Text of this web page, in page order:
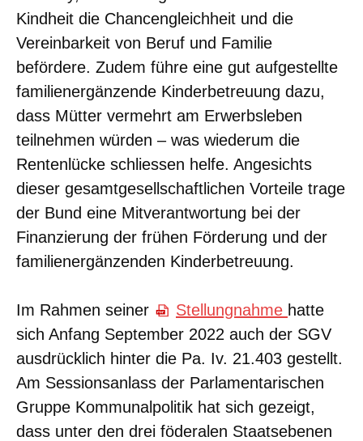
Kindheit die Chancengleichheit und die
Vereinbarkeit von Beruf und Familie
befördere. Zudem führe eine gut aufgestellte
familienergänzende Kinderbetreuung dazu,
dass Mütter vermehrt am Erwerbsleben
teilnehmen würden – was wiederum die
Rentenlücke schliessen helfe. Angesichts
dieser gesamtgesellschaftlichen Vorteile trage
der Bund eine Mitverantwortung bei der
Finanzierung der frühen Förderung und der
familienergänzenden Kinderbetreuung.
Im Rahmen seiner Stellungnahme hatte
sich Anfang September 2022 auch der SGV
ausdrücklich hinter die Pa. Iv. 21.403 gestellt.
Am Sessionsanlass der Parlamentarischen
Gruppe Kommunalpolitik hat sich gezeigt,
dass unter den drei föderalen Staatsebenen